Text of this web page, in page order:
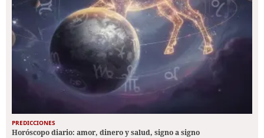
PREDICCIONES
Horóscopo diario: amor, dinero y salud, signo a signo